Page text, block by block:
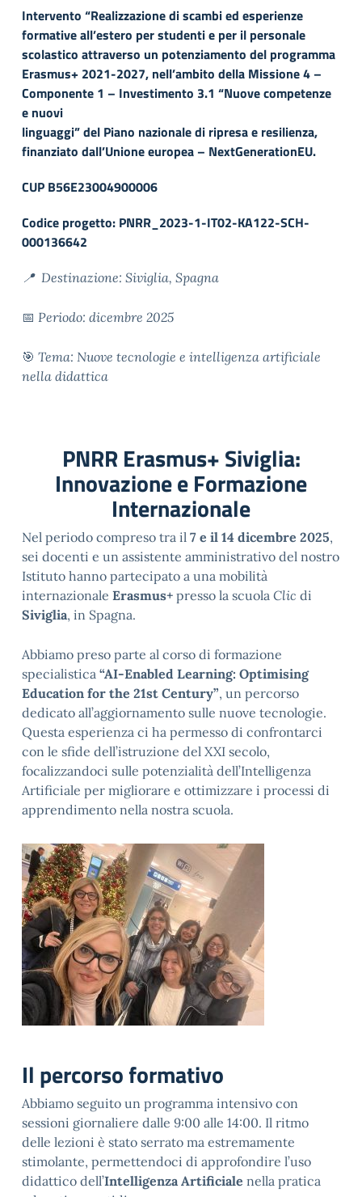
Intervento “Realizzazione di scambi ed esperienze
formative all’estero per studenti e per il personale
scolastico attraverso un potenziamento del programma
Erasmus+ 2021-2027, nell’ambito della Missione 4 –
Componente 1 – Investimento 3.1 “Nuove competenze
e nuovi
linguaggi” del Piano nazionale di ripresa e resilienza,
finanziato dall’Unione europea – NextGenerationEU.
CUP B56E23004900006
Codice progetto: PNRR_2023-1-IT02-KA122-SCH-
000136642
📍 Destinazione: Siviglia, Spagna
📅 Periodo: dicembre 2025
🎯 Tema: Nuove tecnologie e intelligenza artificiale
nella didattica
PNRR Erasmus+ Siviglia:
Innovazione e Formazione
Internazionale
Nel periodo compreso tra il 7 e il 14 dicembre 2025,
sei docenti e un assistente amministrativo del nostro
Istituto hanno partecipato a una mobilità
internazionale Erasmus+ presso la scuola Clic di
Siviglia, in Spagna.
Abbiamo preso parte al corso di formazione
specialistica “AI-Enabled Learning: Optimising
Education for the 21st Century”, un percorso
dedicato all’aggiornamento sulle nuove tecnologie.
Questa esperienza ci ha permesso di confrontarci
con le sfide dell’istruzione del XXI secolo,
focalizzandoci sulle potenzialità dell’Intelligenza
Artificiale per migliorare e ottimizzare i processi di
apprendimento nella nostra scuola.
Il percorso formativo
Abbiamo seguito un programma intensivo con
sessioni giornaliere dalle 9:00 alle 14:00. Il ritmo
delle lezioni è stato serrato ma estremamente
stimolante, permettendoci di approfondire l’uso
didattico dell’Intelligenza Artificiale nella pratica